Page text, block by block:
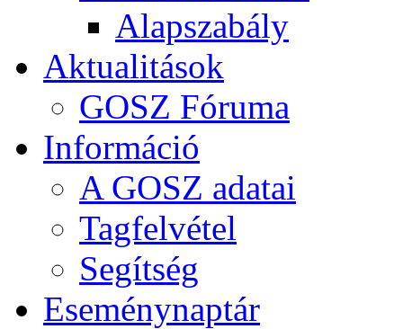
Alapszabály
Aktualitások
GOSZ Fóruma
Információ
A GOSZ adatai
Tagfelvétel
Segítség
Eseménynaptár